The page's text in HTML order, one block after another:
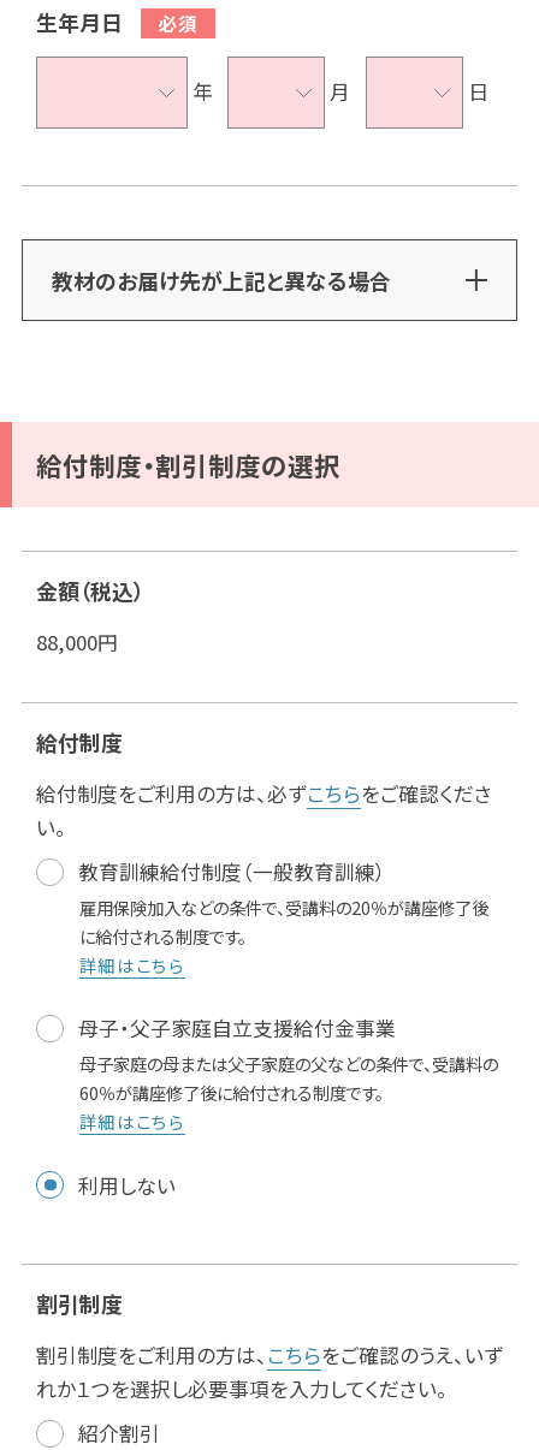
生年月日
年 月 日
教材のお届け先が上記と異なる場合
給付制度・割引制度の選択
金額（税込）
88,000円
給付制度
給付制度をご利用の方は、必ずこちらをご確認くださ
い。
教育訓練給付制度（一般教育訓練）
雇用保険加入などの条件で、受講料の20％が講座修了後
に給付される制度です。
詳細はこちら
母子・父子家庭自立支援給付金事業
母子家庭の母または父子家庭の父などの条件で、受講料の
60％が講座修了後に給付される制度です。
詳細はこちら
利用しない
割引制度
割引制度をご利用の方は、 こちらをご確認のうえ、いず
れか１つを選択し必要事項を入力してください。
紹介割引